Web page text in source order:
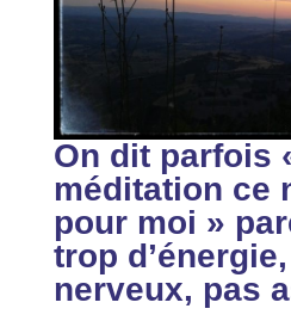
On dit parfois
méditation ce
pour moi »
trop
nerveux, pas